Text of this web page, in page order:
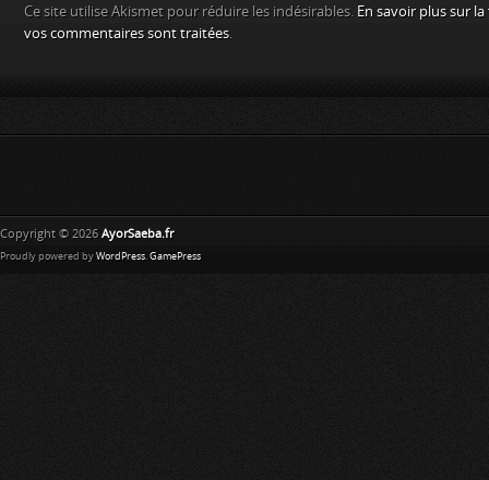
Ce site utilise Akismet pour réduire les indésirables. En savoir plus sur
vos commentaires sont traitées.
Copyright © 2026 AyorSaeba.fr
Proudly powered by WordPress. GamePress